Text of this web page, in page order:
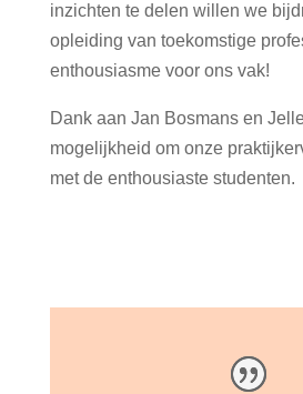
inzichten te delen willen we
opleiding van toekomstige
enthousiasme voor ons vak!
Dank aan Jan Bosmans en
mogelijkheid om onze
met de enthousiaste studenten.